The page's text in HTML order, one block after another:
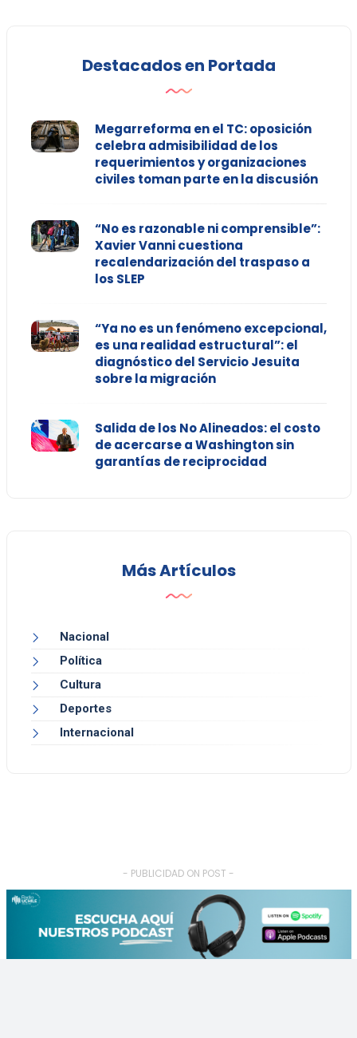
Destacados en Portada
Megarreforma en el TC: oposición
celebra admisibilidad de los
requerimientos y organizaciones
civiles toman parte en la discusión
“No es razonable ni comprensible”:
Xavier Vanni cuestiona
recalendarización del traspaso a
los SLEP
“Ya no es un fenómeno excepcional,
es una realidad estructural”: el
diagnóstico del Servicio Jesuita
sobre la migración
Salida de los No Alineados: el costo
de acercarse a Washington sin
garantías de reciprocidad
Más Artículos
Nacional
Política
Cultura
Deportes
Internacional
- PUBLICIDAD ON POST -